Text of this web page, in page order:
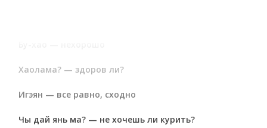
Хаолама? — здоров ли?
Игэян — все равно, сходно
Чы дай янь ма? — не хочешь ли курить?